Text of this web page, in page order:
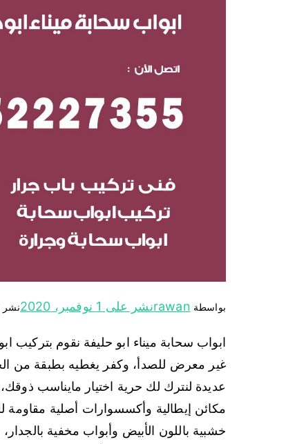
بواسطة rawanنشر على 1 نوفمبر، 2020
ابواب سحابة ميناء ابو حليفة نقوم
غير معرض للصدأ، وكفر يغطيه بطبقة من
عديدة لنترك لك حرية اختيار مايناسب
مكائن إيطالية وأكسسوارات أصلية
خشبية باللون الأبيض وأبواب مخفية